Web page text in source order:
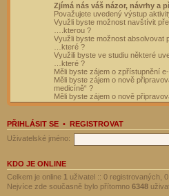
Zjímá nás váš názor, návrhy a
Považujete uvedený výstup
Využli byste možnost navštívit
….kterou ?
Využli byste možnost absolvovat
…které ?
Využili byste ve studiu některé
…které ?
Měli byste zájem o zpřístupnění
Měli byste zájem o nově
medicíně“ ?
Měli byste zájem o nově
PŘIHLÁSIT SE • REGISTROVAT
Uživatelské jméno:
KDO JE ONLINE
Celkem je online 1 uživatel :: 0 registrovaných,
Nejvíce zde současně bylo přítomno 6348